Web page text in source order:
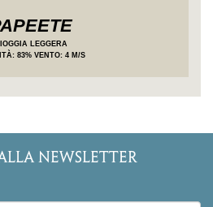
LEGGERA
: 83% VENTO: 4 M/S
NEWSLETTER